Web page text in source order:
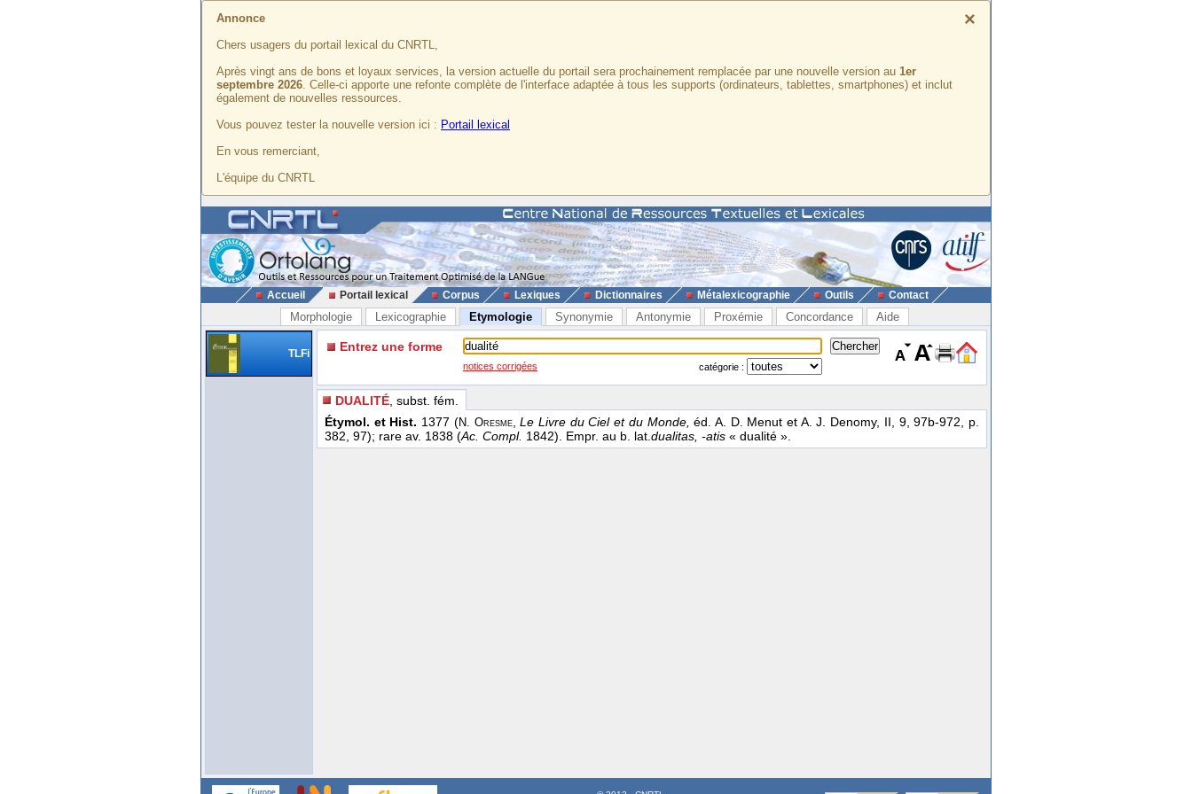
×
Annonce
Chers usagers du portail lexical du CNRTL,
Après vingt ans de bons et loyaux services, la version actuelle du portail sera prochainement remplacée par une nouvelle version au 1er
septembre 2026. Celle-ci apporte une refonte complète de l'interface adaptée à tous les supports (ordinateurs, tablettes, smartphones) et inclut
également de nouvelles ressources.
Vous pouvez tester la nouvelle version ici : Portail lexical
En vous remerciant,
L'équipe du CNRTL
Accueil Portail lexical Corpus Lexiques Dictionnaires Métalexicographie Outils Contact
Morphologie Lexicographie Etymologie Synonymie Antonymie Proxémie Concordance Aide
TLFi Entrez une forme
notices corrigées catégorie :
DUALITÉ , subst. fém.
Étymol. et Hist. 1377 (N. Oresme,Le Livre du Ciel et du Monde, éd. A. D. Menut et A. J. Denomy, II, 9, 97b-972, p.
382, 97); rare av. 1838 (Ac. Compl. 1842). Empr. au b. lat.dualitas, -atis « dualité ».